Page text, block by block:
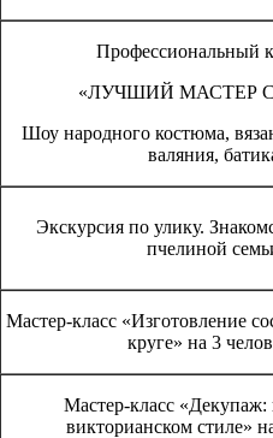
Профессиональный
«ЛУЧШИЙ МАСТЕР
Шоу народного костюма,
валяния,
Экскурсия по улику.
пчелиной
Мастер-класс «Изготовление
круге» на 3
Мастер-класс «Декупаж:
викторианском стиле»